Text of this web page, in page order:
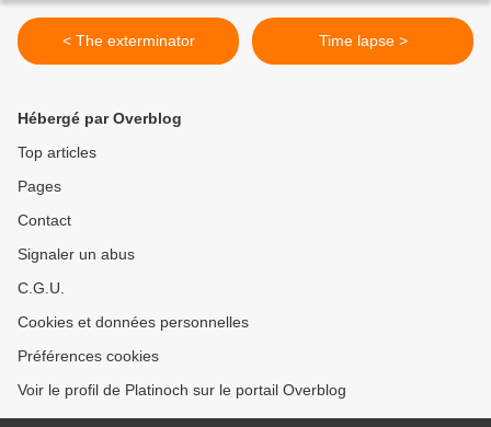
< The exterminator Time lapse >
Hébergé par Overblog
Top articles
Pages
Contact
Signaler un abus
C.G.U.
Cookies et données personnelles
Préférences cookies
Voir le profil de Platinoch sur le portail Overblog